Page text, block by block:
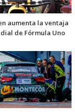
aumenta la ventaja
de Fórmula Uno